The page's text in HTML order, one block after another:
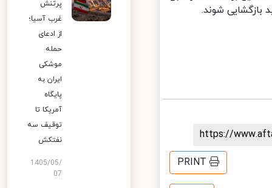
شوند.
https://
PRINT
پرتنش
غرب آسیا؛
از ادعای
حمله
موشکی
ایران به
پایگاه
آمریکا تا
توقیف سه
نفتکش
1405/05/
07